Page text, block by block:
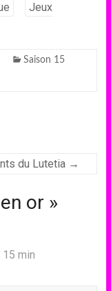
Jeux
Saison 15
du Lutetia →
or »
min